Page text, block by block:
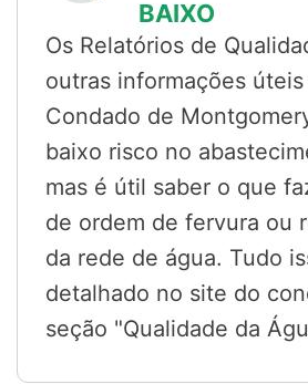
BAIXO
Os Relatórios de
outras informações
Condado de
baixo risco no
mas é útil saber o que
de ordem de fervura ou
da rede de água. Tudo
detalhado no site do
seção "Qualidade da